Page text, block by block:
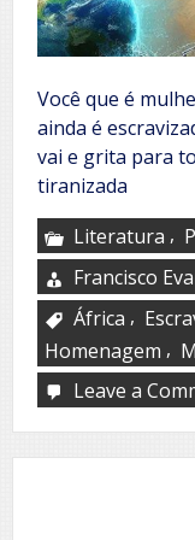
Você que é
ainda é
vai e grita para
tiranizada
Literatura ,
Francisco
África ,
Homenagem ,
Leave a